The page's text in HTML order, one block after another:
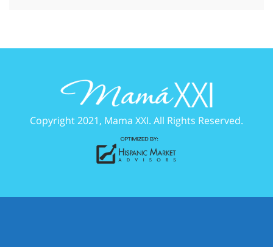
Copyright 2021, Mama XXI. All Rights Reserved.